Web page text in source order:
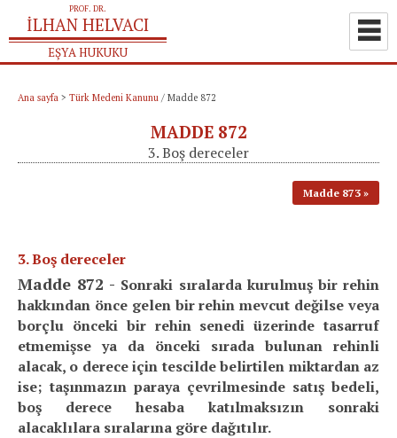
Ana sayfa > Türk Medeni Kanunu / Madde 872
MADDE 872
3. Boş dereceler
Madde 873
3. Boş dereceler
Madde 872 - Sonraki sıralarda kurulmuş bir rehin
hakkından önce gelen bir rehin mevcut değilse veya
borçlu önceki bir rehin senedi üzerinde tasarruf
etmemişse ya da önceki sırada bulunan rehinli
alacak, o derece için tescilde belirtilen miktardan az
ise; taşınmazın paraya çevrilmesinde satış bedeli,
boş derece hesaba katılmaksızın sonraki
alacaklılara sıralarına göre dağıtılır.